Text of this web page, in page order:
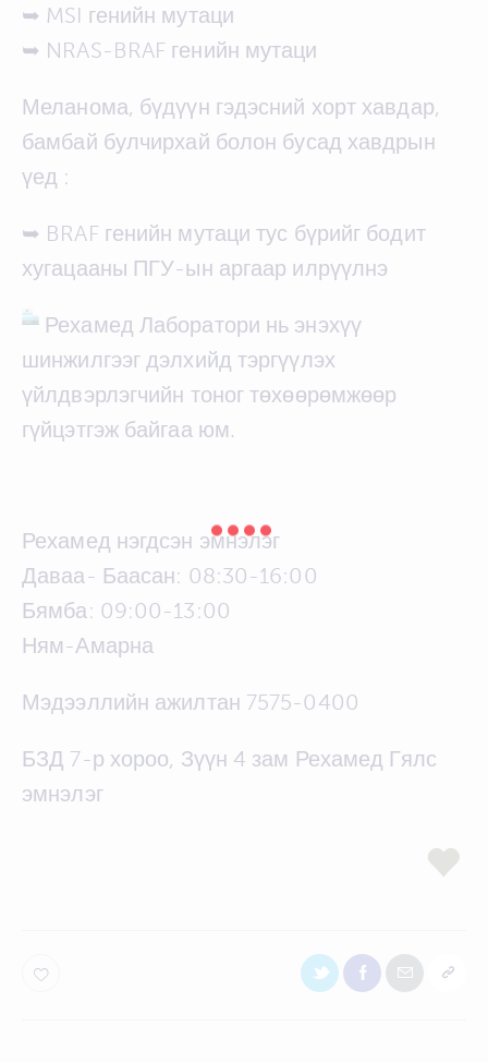
➥ MSI генийн мутаци
➥ NRAS-BRAF генийн мутаци
Меланома, бүдүүн гэдэсний хорт хавдар,
бамбай булчирхай болон бусад хавдрын
үед :
➥ BRAF генийн мутаци тус бүрийг бодит
хугацааны ПГУ-ын аргаар илрүүлнэ
Рехамед Лаборатори нь энэхүү
шинжилгээг дэлхийд тэргүүлэх
үйлдвэрлэгчийн тоног төхөөрөмжөөр
гүйцэтгэж байгаа юм.
Рехамед нэгдсэн эмнэлэг
Даваа- Баасан: 08:30-16:00
Бямба: 09:00-13:00
Ням-Амарна
Мэдээллийн ажилтан 7575-0400
БЗД 7-р хороо, Зүүн 4 зам Рехамед Гялс
эмнэлэг